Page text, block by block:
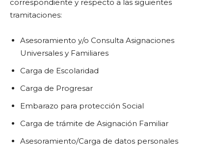
correspondiente y respecto a las siguientes
tramitaciones:
Asesoramiento y/o Consulta Asignaciones
Universales y Familiares
Carga de Escolaridad
Carga de Progresar
Embarazo para protección Social
Carga de trámite de Asignación Familiar
Asesoramiento/Carga de datos personales